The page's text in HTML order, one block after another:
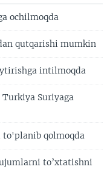
ochilmoqda
qutqarishi mumkin
intilmoqda
Turkiya Suriyaga
qolmoqda
to’xtatishni